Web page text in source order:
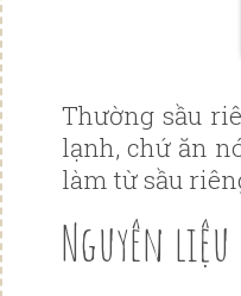
Thường sầu
lạnh, chứ ăn
làm từ sầu
Nguyên